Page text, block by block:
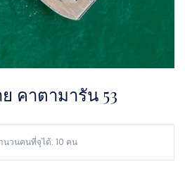
คาตามารัน 53
นวนคนที่จุได้: 10 คน